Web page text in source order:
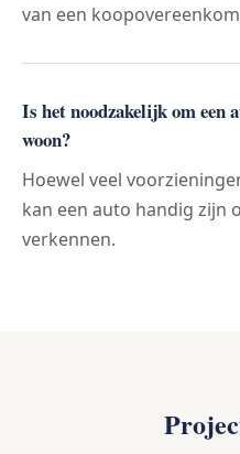
van een
Is het noodzakelijk om een
woon?
Hoewel veel
kan een auto handig zijn
verkennen.